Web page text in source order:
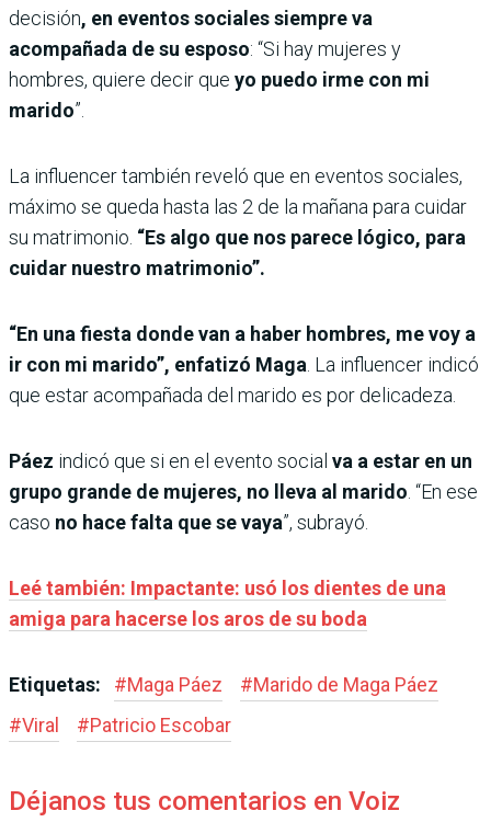
decisión, en eventos sociales siempre va
acompañada de su esposo: “Si hay mujeres y
hombres, quiere decir que yo puedo irme con mi
marido”.
La influencer también reveló que en eventos sociales,
máximo se queda hasta las 2 de la mañana para cuidar
su matrimonio. “Es algo que nos parece lógico, para
cuidar nuestro matrimonio”.
“En una fiesta donde van a haber hombres, me voy a
ir con mi marido”, enfatizó Maga . La influencer indicó
que estar acompañada del marido es por delicadeza.
Páez indicó que si en el evento social va a estar en un
grupo grande de mujeres, no lleva al marido . “En ese
caso no hace falta que se vaya”, subrayó.
Leé también: Impactante: usó los dientes de una
amiga para hacerse los aros de su boda
Etiquetas: #Maga Páez #Marido de Maga Páez
#Viral #Patricio Escobar
Déjanos tus comentarios en Voiz